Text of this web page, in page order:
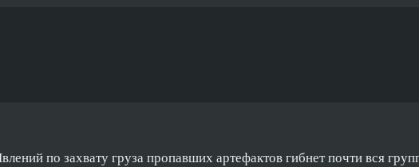
по захвату груза пропавших артефактов гибнет почти вся